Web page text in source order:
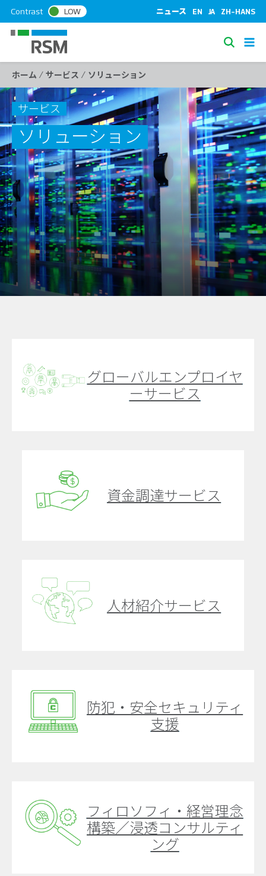
k
t
c
o
n
t
e
n
t
Contrast LOW ニュース EN JA ZH-HANS
S
e
r
c
h
ホーム / サービス / ソリューション
サービス
ソリューション
グローバルエンプロイヤ
ーサービス
資金調達サービス
人材紹介サービス
防犯・安全セキュリティ
支援
フィロソフィ・経営理念
構築／浸透コンサルティ
ング